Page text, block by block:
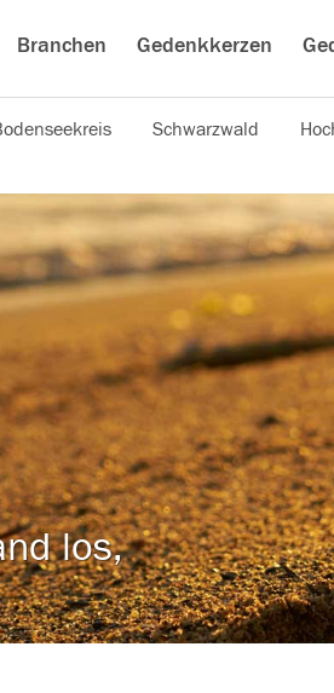
Branchen Gedenkkerzen
Schwarzwald
los,